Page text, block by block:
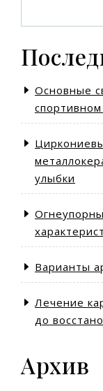
Основные
улыбки
Варианты
Лечение
до
Архив